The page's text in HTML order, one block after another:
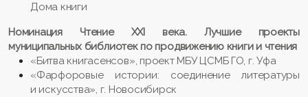
Дома книги
Номинация Чтение XXI века. Лучшие проекты
муниципальных библиотек по продвижению книги и чтения
«Битва книгасенсов», проект МБУ ЦСМБ ГО, г. Уфа
«Фарфоровые истории: соединение литературы
и искусства», г. Новосибирск